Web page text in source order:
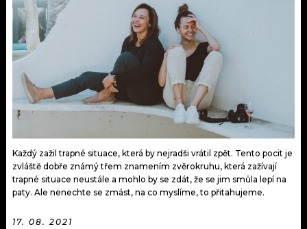
VIP
TRENDY
KULTURA
MIX
OSTATNÍ
JAK NALADIT
Každý zažil trapné situace, která by nejradši vrátil zpět. Tento pocit je
zvláště dobře známý třem znamením zvěrokruhu, která zažívají
trapné situace neustále a mohlo by se zdát, že se jim smůla lepí na
paty. Ale nenechte se zmást, na co myslíme, to přitahujeme.
17. 08. 2021